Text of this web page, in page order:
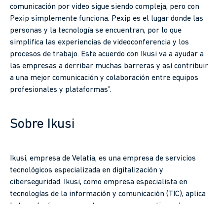
comunicación por video sigue siendo compleja, pero con
Pexip simplemente funciona. Pexip es el lugar donde las
personas y la tecnología se encuentran, por lo que
simplifica las experiencias de videoconferencia y los
procesos de trabajo. Este acuerdo con Ikusi va a ayudar a
las empresas a derribar muchas barreras y así contribuir
a una mejor comunicación y colaboración entre equipos
profesionales y plataformas”.
Sobre Ikusi
Ikusi, empresa de Velatia, es una empresa de servicios
tecnológicos especializada en digitalización y
ciberseguridad. Ikusi, como empresa especialista en
tecnologías de la información y comunicación (TIC), aplica